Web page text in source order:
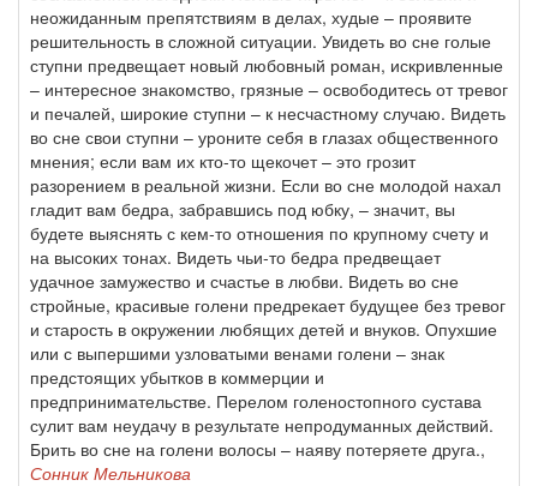
неожиданным препятствиям в делах, худые – проявите
решительность в сложной ситуации. Увидеть во сне голые
ступни предвещает новый любовный роман, искривленные
– интересное знакомство, грязные – освободитесь от тревог
и печалей, широкие ступни – к несчастному случаю. Видеть
во сне свои ступни – уроните себя в глазах общественного
мнения; если вам их кто-то щекочет – это грозит
разорением в реальной жизни. Если во сне молодой нахал
гладит вам бедра, забравшись под юбку, – значит, вы
будете выяснять с кем-то отношения по крупному счету и
на высоких тонах. Видеть чьи-то бедра предвещает
удачное замужество и счастье в любви. Видеть во сне
стройные, красивые голени предрекает будущее без тревог
и старость в окружении любящих детей и внуков. Опухшие
или с выпершими узловатыми венами голени – знак
предстоящих убытков в коммерции и
предпринимательстве. Перелом голеностопного сустава
сулит вам неудачу в результате непродуманных действий.
Брить во сне на голени волосы – наяву потеряете друга.,
Сонник Мельникова